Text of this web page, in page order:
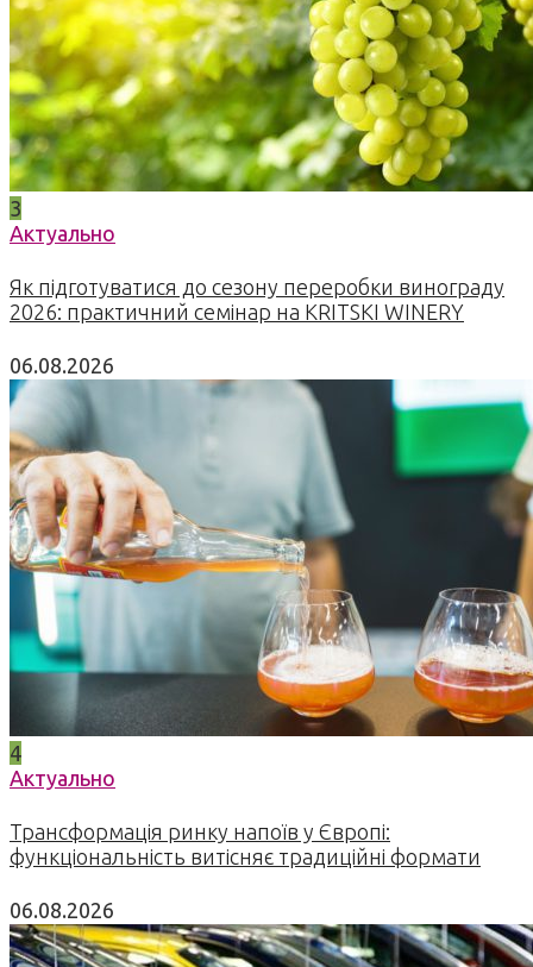
3
Актуально
Як підготуватися до сезону переробки винограду
2026: практичний семінар на KRITSKI WINERY
06.08.2026
4
Актуально
Трансформація ринку напоїв у Європі:
функціональність витісняє традиційні формати
06.08.2026